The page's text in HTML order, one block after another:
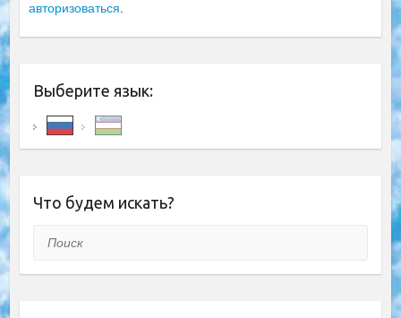
авторизоваться.
Выберите язык:
Что будем искать?
Поиск